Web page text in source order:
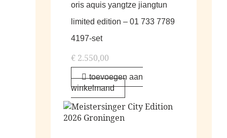
oris aquis yangtze jiangtun
limited edition – 01 733 7789
4197-set
€ 2.550,00
toevoegen aan
winkelmand